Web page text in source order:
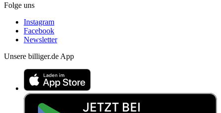
Folge uns
Instagram
Facebook
Newsletter
Unsere billiger.de App